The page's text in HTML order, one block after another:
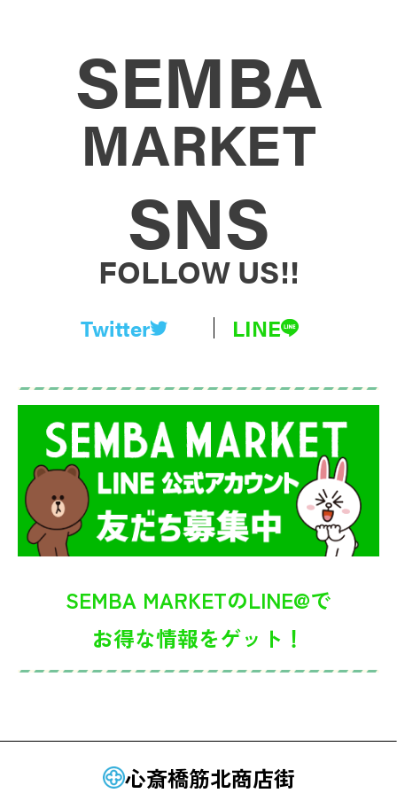
SEMBA MARKETのLINE@で
お得な情報をゲット！
SEMBA
MARKET
SNS
FOLLOW US!!
Twitter LINE
心斎橋筋北商店街